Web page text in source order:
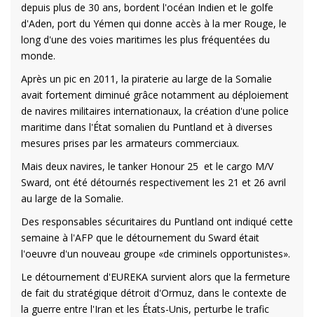
depuis plus de 30 ans, bordent l'océan Indien et le golfe
d'Aden, port du Yémen qui donne accès à la mer Rouge, le
long d'une des voies maritimes les plus fréquentées du
monde.
Après un pic en 2011, la piraterie au large de la Somalie
avait fortement diminué grâce notamment au déploiement
de navires militaires internationaux, la création d'une police
maritime dans l'État somalien du Puntland et à diverses
mesures prises par les armateurs commerciaux.
Mais deux navires, le tanker Honour 25 et le cargo M/V
Sward, ont été détournés respectivement les 21 et 26 avril
au large de la Somalie.
Des responsables sécuritaires du Puntland ont indiqué cette
semaine à l'AFP que le détournement du Sward était
l'oeuvre d'un nouveau groupe «de criminels opportunistes».
Le détournement d'EUREKA survient alors que la fermeture
de fait du stratégique détroit d'Ormuz, dans le contexte de
la guerre entre l'Iran et les États-Unis, perturbe le trafic